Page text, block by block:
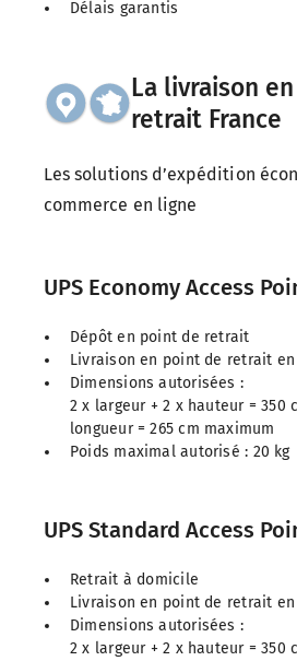
Délais garantis
La livraison
retrait France
Les solutions d’expédition
commerce en ligne
UPS Economy Access
Dépôt en point de retrait
Livraison en point de retrait
Dimensions autorisées :
2 x largeur + 2 x hauteur = 350
longueur = 265 cm maximum
Poids maximal autorisé : 20 kg
UPS Standard Access
Retrait à domicile
Livraison en point de retrait
Dimensions autorisées :
2 x largeur + 2 x hauteur = 350